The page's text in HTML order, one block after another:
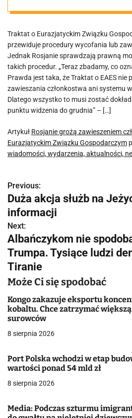
Związku
Traktat o Eurazjatyckim Związku
przewiduje procedury wycofania lub
Jednak Rosjanie sprawdzają prawną
takich procedur. „Teraz zbadamy, co
Prawda jest taka, że ​​Traktat o EAES nie
zawieszania członkostwa ani systemu
Dlatego wszystko to musi zostać
punktu widzenia do grudnia” – […]
Artykuł Rosjanie grożą zawieszeniem
Eurazjatyckim Związku Gospodarczym
wiadomości, wydarzenia, aktualności,
N
a
w
i
g
a
c
j
a
w
p
s
Previous:
Duża akcja służb na
informacji
Next:
Albańczykom nie
Trumpa. Tysiące ludzi
Tiranie
Może Ci się spodobać
Kongo zakazuje eksportu
kobaltu. Chce zatrzymać
surowców
8 sierpnia 2026
Port Polska wchodzi w etap
wartości ponad 54 mld zł
8 sierpnia 2026
Media: Podczas szturmu